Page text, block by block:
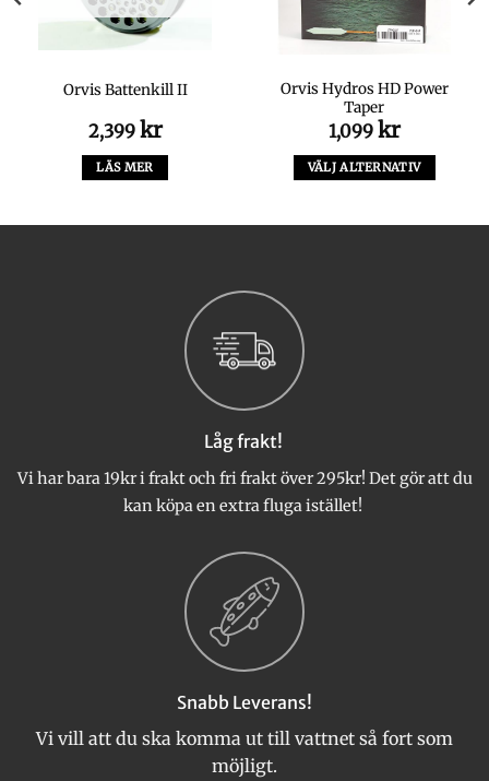
Orvis Battenkill II
2,399 kr
LÄS MER
Orvis Hydros HD Power
Taper
1,099 kr
VÄLJ ALTERNATIV
produktsidan
Låg frakt!
Vi har bara 19kr i frakt och fri frakt över 295kr! Det gör att du
kan köpa en extra fluga istället!
Snabb Leverans!
Vi vill att du ska komma ut till vattnet så fort som
möjligt.